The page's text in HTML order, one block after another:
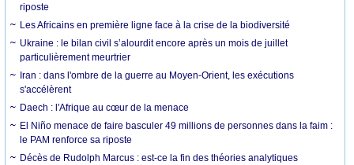
riposte
Les Africains en première ligne face à la crise de la biodiversité
Ukraine : le bilan civil s’alourdit encore après un mois de juillet
particulièrement meurtrier
Iran : dans l'ombre de la guerre au Moyen-Orient, les exécutions
s'accélèrent
Daech : l'Afrique au cœur de la menace
El Niño menace de faire basculer 49 millions de personnes dans la faim :
le PAM renforce sa riposte
Décès de Rudolph Marcus : est-ce la fin des théories analytiques